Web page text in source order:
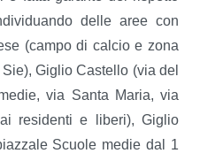
delle aree con
(campo di calcio e zona
Giglio Castello (via del
via Santa Maria, via
residenti e liberi), Giglio
Scuole medie dal 1